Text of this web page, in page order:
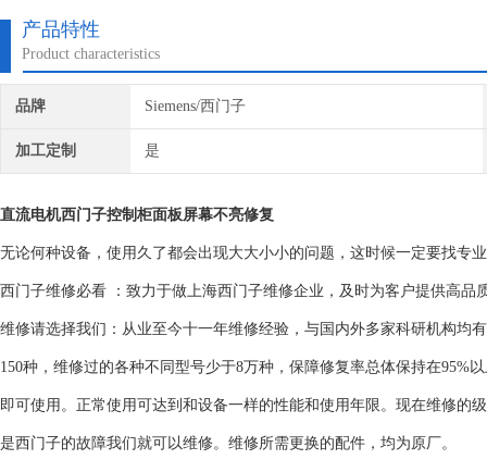
产品特性
Product characteristics
品牌 Siemens/西门子
加工定制 是
直流电机西门子控制柜面板屏幕不亮修复
无论何种设备，使用久了都会出现大大小小的问题，这时候一定要找专
西门子维修必看 ：致力于做上海西门子维修企业，及时为客户提供高品
维修请选择我们：从业至今十一年维修经验，与国内外多家科研机构均
150种，维修过的各种不同型号少于8万种，保障修复率总体保持在95%
即可使用。正常使用可达到和设备一样的性能和使用年限。现在维修的
是西门子的故障我们就可以维修。维修所需更换的配件，均为原厂。